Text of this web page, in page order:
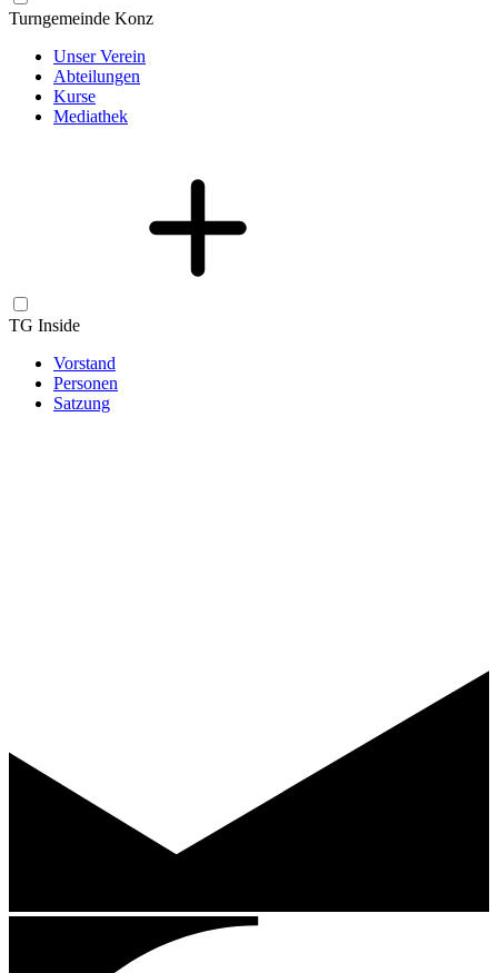
Turngemeinde Konz
Unser Verein
Abteilungen
Kurse
Mediathek
TG Inside
Vorstand
Personen
Satzung